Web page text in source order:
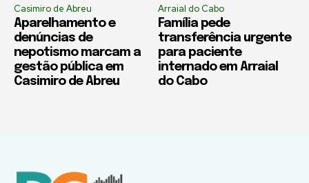
Casimiro de Abreu
Aparelhamento e
denúncias de
nepotismo marcam a
gestão pública em
Casimiro de Abreu
Arraial do Cabo
Família pede
transferência urgente
para paciente
internado em Arraial
do Cabo